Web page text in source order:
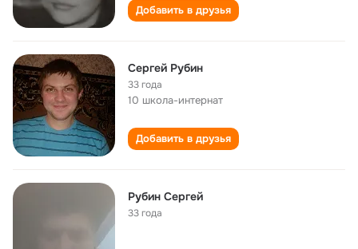
Добавить в друзья
Сергей Рубин
33 года
10 школа-интернат
Добавить в друзья
Рубин Сергей
33 года